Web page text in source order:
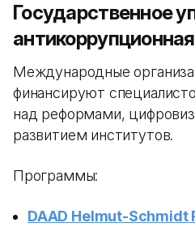
Государственное
Международные
финансируют
над реформами,
развитием институтов.
Программы:
DAAD Helmut-Schmidt